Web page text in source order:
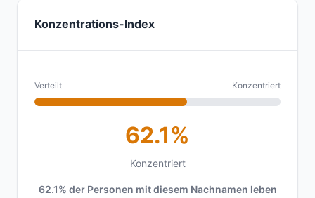
Konzentrations-Index
Verteilt Konzentriert
62.1%
Konzentriert
62.1% der Personen mit diesem Nachnamen leben